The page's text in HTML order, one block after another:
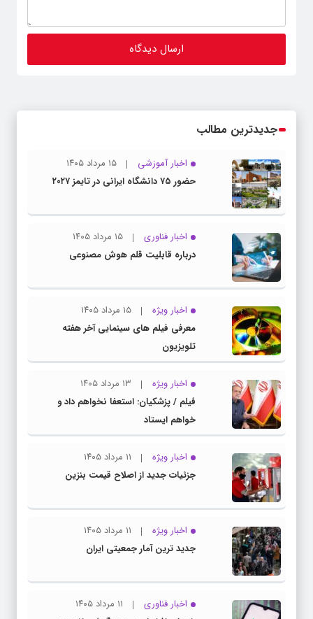
جدیدترین مطالب
اخبار آموزشی
۱۵ مرداد ۱۴۰۵
حضور ۷۵ دانشگاه ایرانی در تایمز ۲۰۲۷
اخبار فناوری
۱۵ مرداد ۱۴۰۵
درباره قابلیت قلم هوش مصنوعی
اخبار ویژه
۱۵ مرداد ۱۴۰۵
معرفی فیلم های سینمایی آخر هفته
تلویزیون
اخبار ویژه
۱۳ مرداد ۱۴۰۵
فیلم / پزشکیان: استعفا نخواهم داد و
خواهم ایستاد
اخبار ویژه
۱۱ مرداد ۱۴۰۵
جزئیات جدید از اصلاح قیمت بنزین
اخبار ویژه
۱۱ مرداد ۱۴۰۵
جدید ترین آمار جمعیتی ایران
اخبار فناوری
۱۱ مرداد ۱۴۰۵